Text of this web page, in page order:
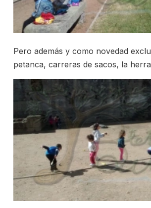
Pero además y como novedad
petanca, carreras de sacos, la